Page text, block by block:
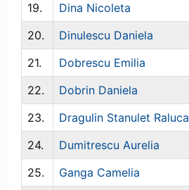
19.
Dina Nicoleta
20.
Dinulescu Daniela
21.
Dobrescu Emilia
22.
Dobrin Daniela
23.
Dragulin Stanulet Raluca
24.
Dumitrescu Aurelia
25.
Ganga Camelia